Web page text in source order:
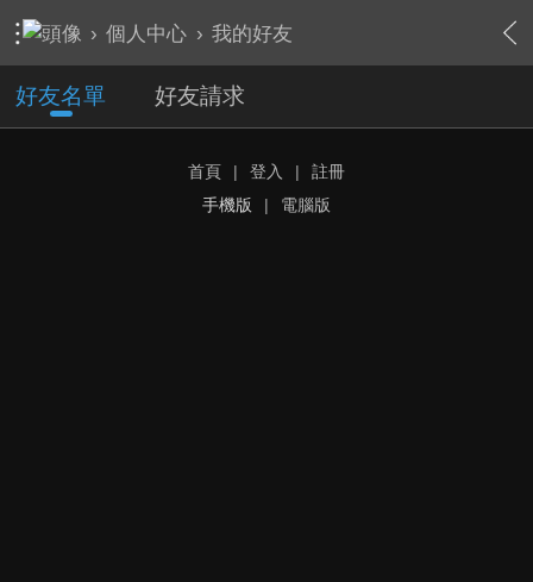
› 個人中心 › 我的好友
好友名單 好友請求
首頁 | 登入 |
註冊
手機版
| 電腦版